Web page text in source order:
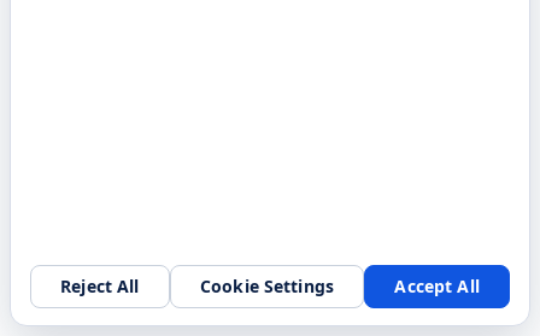
profunda experiencia en la industria.
Reject All Cookie Settings Accept All